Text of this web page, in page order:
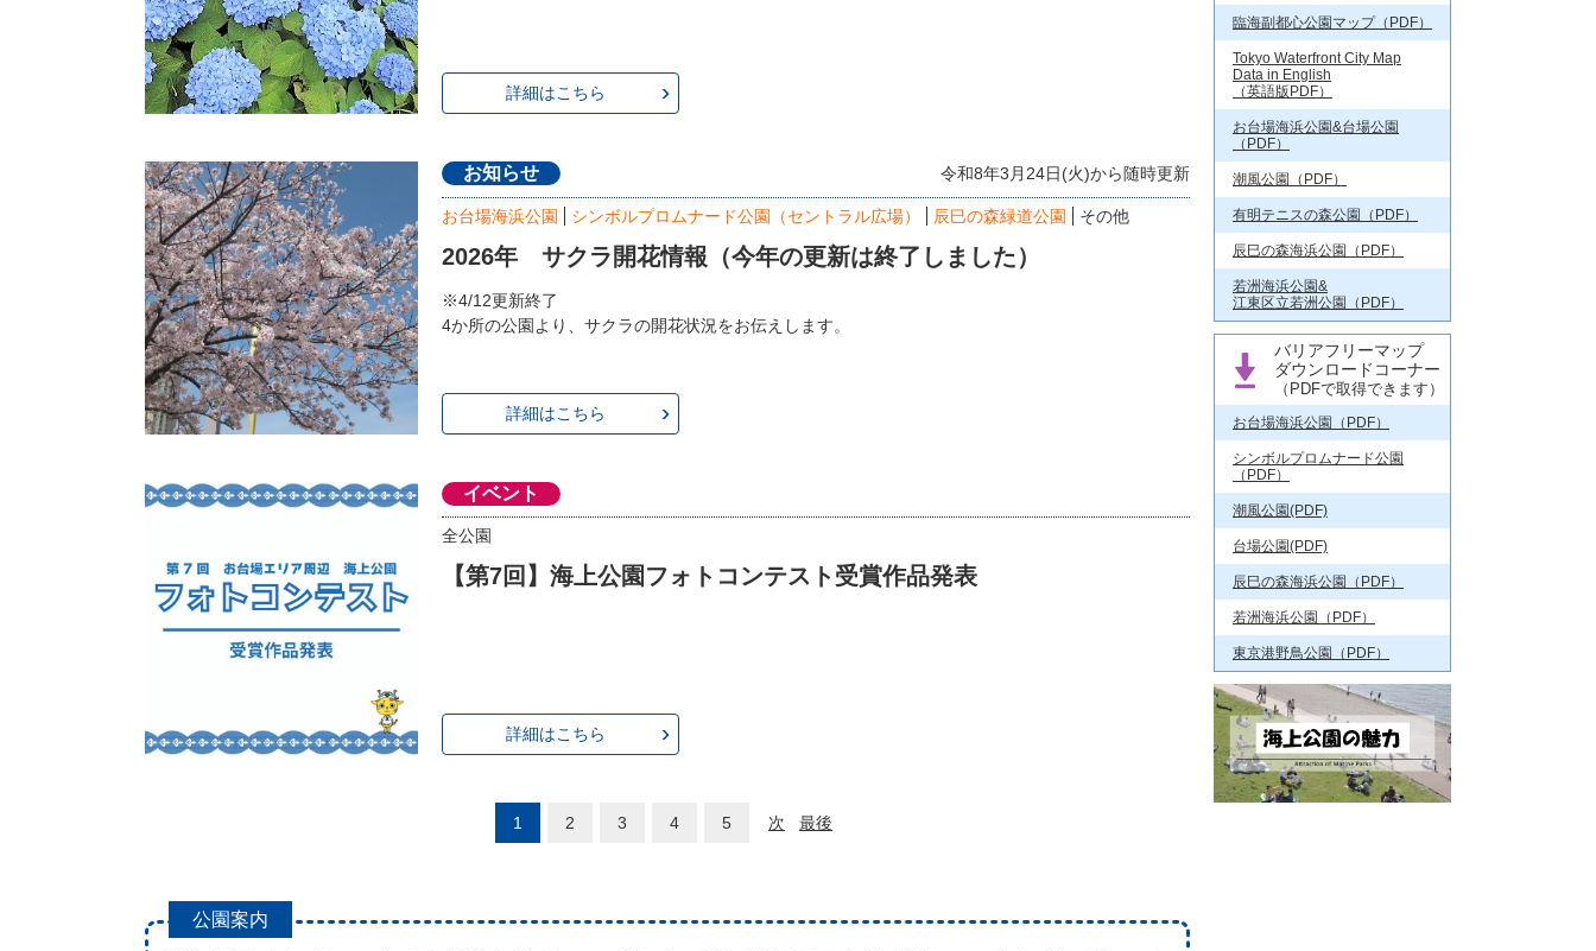
詳細はこちら
お知らせ 令和8年3月24日(火)から随時更新
お台場海浜公園 シンボルプロムナード公園（セントラル広場） 辰巳の森緑道公園 その他
2026年 サクラ開花情報（今年の更新は終了しました）
※4/12更新終了
4か所の公園より、サクラの開花状況をお伝えします。
詳細はこちら
イベント
全公園
【第7回】海上公園フォトコンテスト受賞作品発表
詳細はこちら
1 2 3 4 5 次 最後
公園案内
臨海副都心公園マップ（PDF）
Tokyo Waterfront City Map
Data in English
（英語版PDF）
お台場海浜公園&台場公園
（PDF）
潮風公園（PDF）
有明テニスの森公園（PDF）
辰巳の森海浜公園（PDF）
若洲海浜公園&
江東区立若洲公園（PDF）
バリアフリーマップ
ダウンロードコーナー
（PDFで取得できます）
お台場海浜公園（PDF）
シンボルプロムナード公園
（PDF）
潮風公園(PDF)
台場公園(PDF)
辰巳の森海浜公園（PDF）
若洲海浜公園（PDF）
東京港野鳥公園（PDF）